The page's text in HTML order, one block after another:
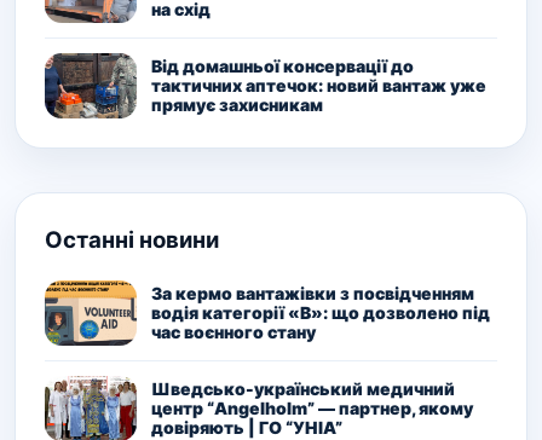
на схід
Від домашньої консервації до
тактичних аптечок: новий вантаж уже
прямує захисникам
Останні новини
За кермо вантажівки з посвідченням
водія категорії «В»: що дозволено під
час воєнного стану
Шведсько-український медичний
центр “Angelholm” — партнер, якому
довіряють | ГО “УНІА”